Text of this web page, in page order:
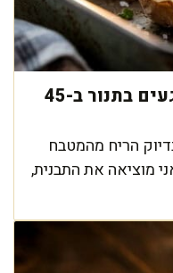
תפוחי אדמה דרוסים משגעים בתנור ב-45
הריח מהמטבח
מוציאה את התבנית,